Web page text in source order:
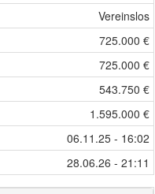
Vereinslos
725.000 €
725.000 €
543.750 €
1.595.000 €
06.11.25 - 16:02
28.06.26 - 21:11